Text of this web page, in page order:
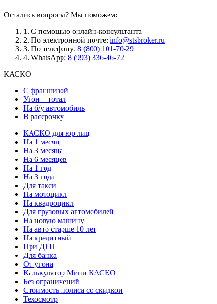
Остались вопросы? Мы поможем:
1. С помощью онлайн-консультанта
2. По электронной почте: info@stsbroker.ru
3. По телефону: 8 (800) 101-70-29
4. WhatsApp: 8 (993) 336-46-72
КАСКО
С франшизой
Угон + тотал
На б/у автомобиль
В рассрочку
КАСКО для юр лиц
На 1 месяц
На 3 месяца
На 6 месяцев
На 1 год
На 3 года
Для такси
На мотоцикл
На квадроцикл
Для грузовых автомобилей
На новую машину
На авто старше 10 лет
На кредитный
При ДТП
Для банка
От угона
Калькулятор Мини КАСКО
Без ограничений
Стоимость полиса со скидкой
Техосмотр